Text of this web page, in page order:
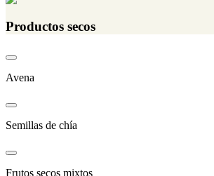
Productos secos
Avena
Semillas de chía
Frutos secos mixtos